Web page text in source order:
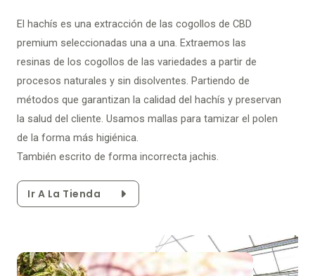
El hachís es una extracción de las cogollos de CBD
premium seleccionadas una a una. Extraemos las
resinas de los cogollos de las variedades a partir de
procesos naturales y sin disolventes. Partiendo de
métodos que garantizan la calidad del hachís y preservan
la salud del cliente. Usamos mallas para tamizar el polen
de la forma más higiénica.
También escrito de forma incorrecta jachis.
Ir A La Tienda